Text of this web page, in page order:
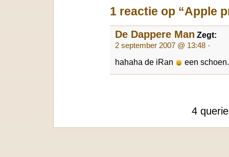
1 reactie op “Apple
De Dappere Man Zegt:
2 september 2007 @ 13:48 -
hahaha de iRan een
4